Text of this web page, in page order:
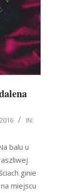
IN:
balu u
ginie
miejscu